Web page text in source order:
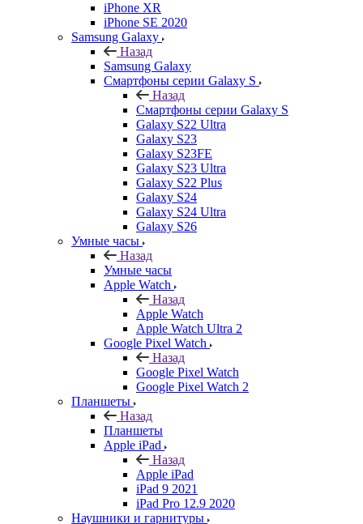
iPhone XR
iPhone SE 2020
Samsung Galaxy
Назад
Samsung Galaxy
Смартфоны серии Galaxy S
Назад
Смартфоны серии Galaxy S
Galaxy S22 Ultra
Galaxy S23
Galaxy S23FE
Galaxy S23 Ultra
Galaxy S22 Plus
Galaxy S24
Galaxy S24 Ultra
Galaxy S26
Умные часы
Назад
Умные часы
Apple Watch
Назад
Apple Watch
Apple Watch Ultra 2
Google Pixel Watch
Назад
Google Pixel Watch
Google Pixel Watch 2
Планшеты
Назад
Планшеты
Apple iPad
Назад
Apple iPad
iPad 9 2021
iPad Pro 12.9 2020
Наушники и гарнитуры